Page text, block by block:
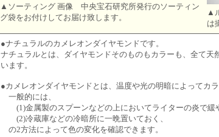
▲ソーティング 画像 中央宝石研究所発行のソーティン
グ袋をお付けしてお届け致します。
▲
は
●ナチュラルのカメレオンダイヤモンドです。
ナチュラルとは、ダイヤモンドそのものもカラーも、全て
います。
●カメレオンダイヤモンドとは、温度や光の明暗によってカ
一般的には、
(1)金属製のスプーンなどの上においてライターの炎で緩
(2)冷蔵庫などの冷暗所に一晩置いておく、
の2方法によって色の変化を確認できます。